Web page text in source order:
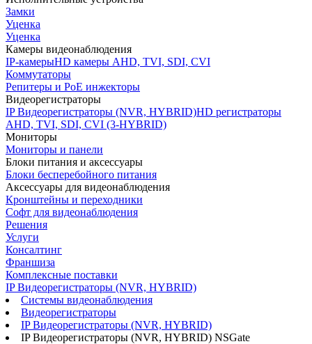
Замки
Уценка
Уценка
Камеры видеонаблюдения
IP-камерыHD камеры AHD, TVI, SDI, CVI
Коммутаторы
Репитеры и PoE инжекторы
Видеорегистраторы
IP Видеорегистраторы (NVR, HYBRID)HD регистраторы
AHD, TVI, SDI, CVI (3-HYBRID)
Мониторы
Мониторы и панели
Блоки питания и аксессуары
Блоки бесперебойного питания
Аксессуары для видеонаблюдения
Кронштейны и переходники
Софт для видеонаблюдения
Решения
Услуги
Консалтинг
Франшиза
Комплексные поставки
IP Видеорегистраторы (NVR, HYBRID)
Системы видеонаблюдения
Видеорегистраторы
IP Видеорегистраторы (NVR, HYBRID)
IP Видеорегистраторы (NVR, HYBRID) NSGate